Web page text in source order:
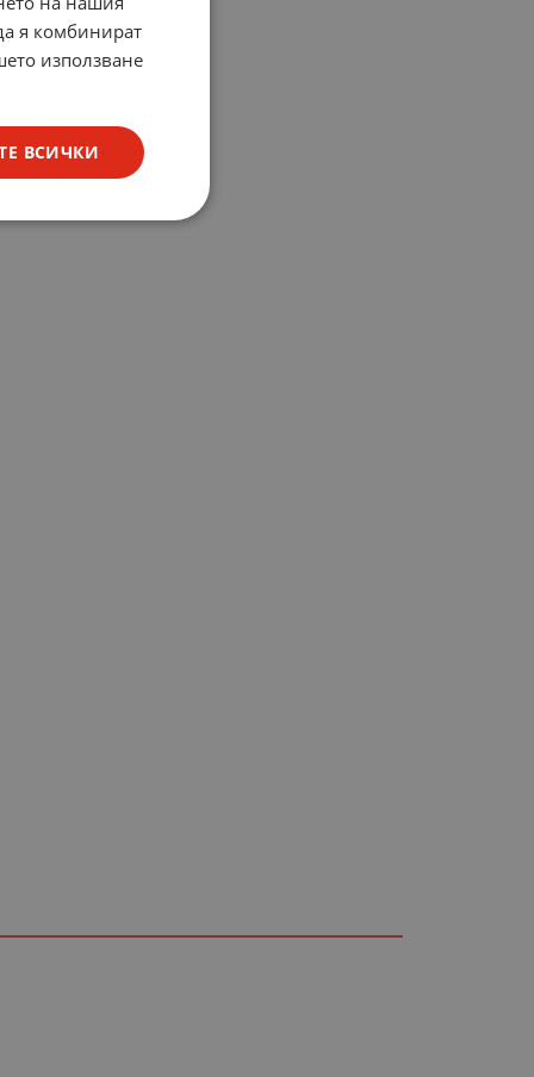
я комбинират
използване
ВСИЧКИ